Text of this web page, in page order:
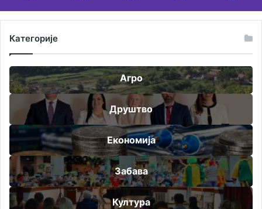
Категорије
Агро
Друштво
Економија
Забава
Култура